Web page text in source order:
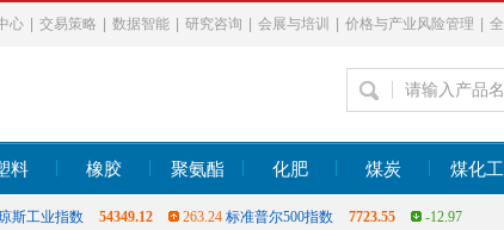
心 交易策略 数据智能 研究咨询 会展与培训 价格与产业风险管理
料 橡胶 聚氨酯 化肥 煤炭 煤化工
指数 3878.43 56.15 深证指数 14144.2 258.49 恒生指数 25915.82
斯工业指数 54349.12 263.24 标准普尔500指数 7723.55 -12.97